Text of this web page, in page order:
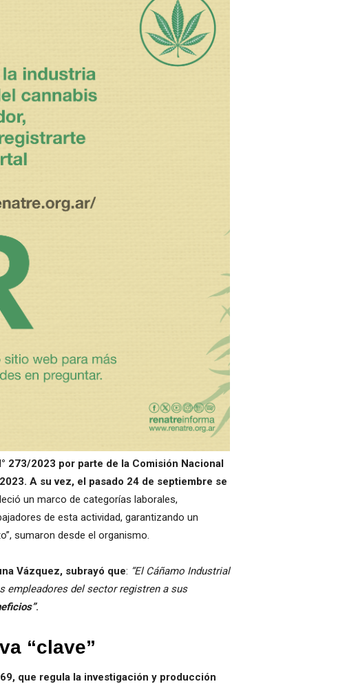
273/2023 por parte de la Comisión Nacional
A su vez, el pasado 24 de septiembre se
un marco de categorías laborales,
de esta actividad, garantizando un
sumaron desde el organismo.
Vázquez, subrayó que: “El Cáñamo Industrial
empleadores del sector registren a sus
.
“clave”
que regula la investigación y producción